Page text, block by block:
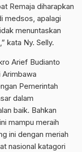
Remaja diharapkan
medsos, apalagi
menuntaskan
kata Ny. Selly.
Arief Budianto
Pemerintah
dalam
baik. Bahkan
mampu meraih
ini dengan meriah
nasional katagori